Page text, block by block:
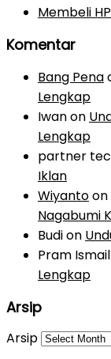
Membeli
Komentar
Bang Pena
Lengkap
Iwanon
Lengkap
partner
Iklan
Wiyantoon
Nagabumi
Budion
Pram Ismail
Lengkap
Arsip
Arsip